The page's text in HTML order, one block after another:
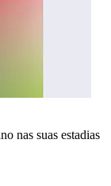
nas suas estadias